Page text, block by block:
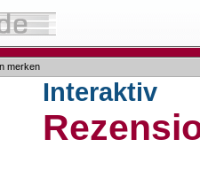
merken
Interaktiv